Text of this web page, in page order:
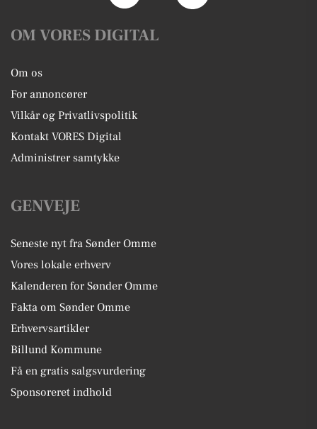
OM VORES DIGITAL
Om os
For annoncører
Vilkår og Privatlivspolitik
Kontakt VORES Digital
Administrer samtykke
GENVEJE
Seneste nyt fra Sønder Omme
Vores lokale erhverv
Kalenderen for Sønder Omme
Fakta om Sønder Omme
Erhvervsartikler
Billund Kommune
Få en gratis salgsvurdering
Sponsoreret indhold